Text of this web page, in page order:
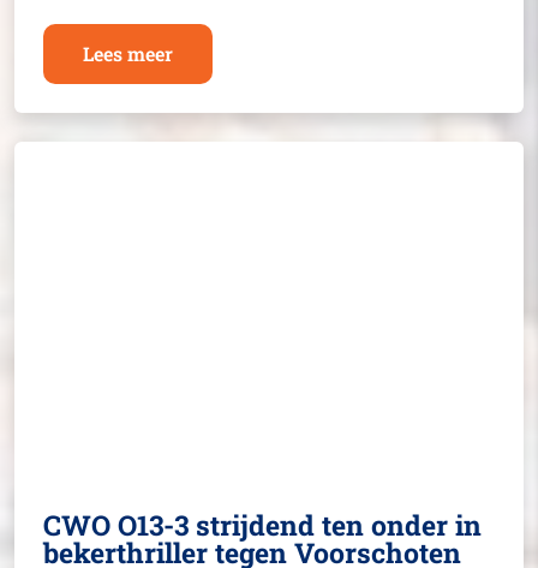
Lees meer
CWO O13-3 strijdend ten onder in
bekerthriller tegen Voorschoten